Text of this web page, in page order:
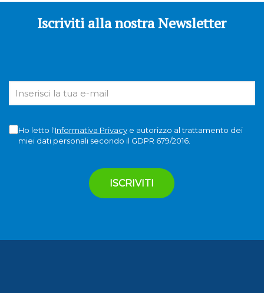
Iscriviti alla nostra Newsletter
Ho letto l'Informativa Privacye autorizzo al trattamento dei
miei dati personali secondo il GDPR 679/2016.